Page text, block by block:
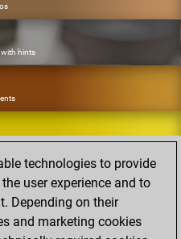
with hints
cloud
technologies to provide
user experience and to
Depending on their
and marketing cookies